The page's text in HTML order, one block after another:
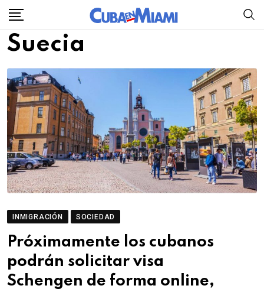
Skip
content
Suecia
INMIGRACIÓN SOCIEDAD
Próximamente los cubanos
podrán solicitar visa
Schengen de forma online,